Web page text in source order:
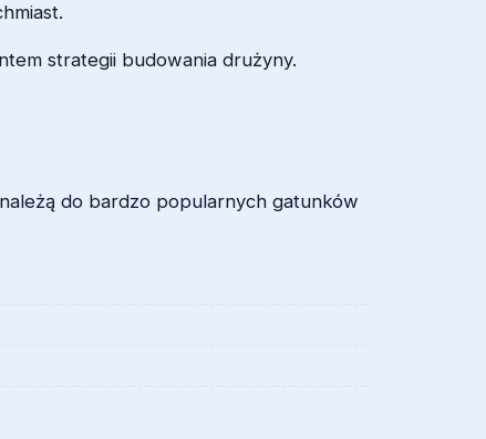
strategii budowania drużyny.
do bardzo popularnych gatunków